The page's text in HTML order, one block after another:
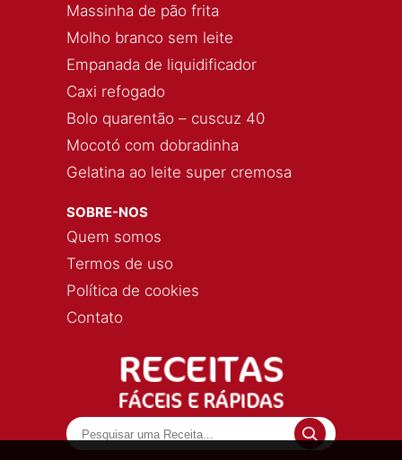
Massinha de pão frita
Molho branco sem leite
Empanada de liquidificador
Caxi refogado
Bolo quarentão – cuscuz 40
Mocotó com dobradinha
Gelatina ao leite super cremosa
SOBRE-NOS
Quem somos
Termos de uso
Política de cookies
Contato